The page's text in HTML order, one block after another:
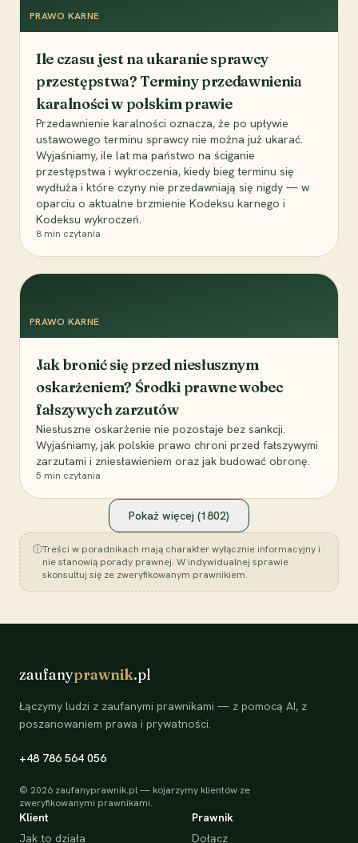
PRAWO KARNE
Ile czasu jest na ukaranie sprawcy
przestępstwa? Terminy przedawnienia
karalności w polskim prawie
Przedawnienie karalności oznacza, że po upływie
ustawowego terminu sprawcy nie można już ukarać.
Wyjaśniamy, ile lat ma państwo na ściganie
przestępstwa i wykroczenia, kiedy bieg terminu się
wydłuża i które czyny nie przedawniają się nigdy — w
oparciu o aktualne brzmienie Kodeksu karnego i
Kodeksu wykroczeń.
8 min czytania
PRAWO KARNE
Jak bronić się przed niesłusznym
oskarżeniem? Środki prawne wobec
fałszywych zarzutów
Niesłuszne oskarżenie nie pozostaje bez sankcji.
Wyjaśniamy, jak polskie prawo chroni przed fałszywymi
zarzutami i zniesławieniem oraz jak budować obronę.
5 min czytania
Pokaż więcej (1802)
ⓘTreści w poradnikach mają charakter wyłącznie informacyjny i
nie stanowią porady prawnej. W indywidualnej sprawie
skonsultuj się ze zweryfikowanym prawnikiem.
zaufanyprawnik.pl
Łączymy ludzi z zaufanymi prawnikami — z pomocą AI, z
poszanowaniem prawa i prywatności.
+48 786 564 056
© 2026 zaufanyprawnik.pl — kojarzymy klientów ze
zweryfikowanymi prawnikami.
Klient
Jak to działa
Prawnik
Dołącz